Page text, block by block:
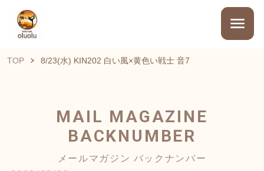
TOP 8/23(水) KIN202 白い風×黄色い戦士 音7
MAIL MAGAZINE
BACKNUMBER
メールマガジン バックナンバー